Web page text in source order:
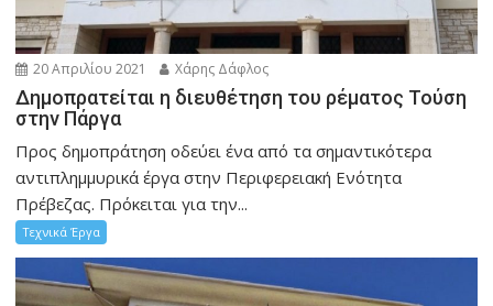
20 Απριλίου 2021 Χάρης Δάφλος
Δημοπρατείται η διευθέτηση του ρέματος Τούση
στην Πάργα
Προς δημοπράτηση οδεύει ένα από τα σημαντικότερα
αντιπλημμυρικά έργα στην Περιφερειακή Ενότητα
Πρέβεζας. Πρόκειται για την...
Τεχνικά Έργα